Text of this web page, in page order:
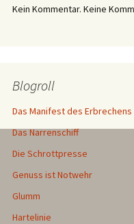
Kein Kommentar. Keine
Blogroll
Das Manifest des Erbrechens
Das Narrenschiff
Die Schrottpresse
Genuss ist Notwehr
Glumm
Hartelinie